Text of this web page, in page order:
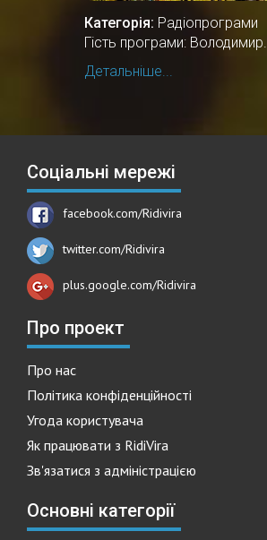
Категорія: Радіопрограми
Гість програми: Володимир...
Детальніше...
Соціальні мережі
facebook.com/Ridivira
twitter.com/Ridivira
plus.google.com/Ridivira
Про проект
Про нас
Політика конфіденційності
Угода користувача
Як працювати з RidiVira
Зв'язатися з адміністрацією
Основні категорії